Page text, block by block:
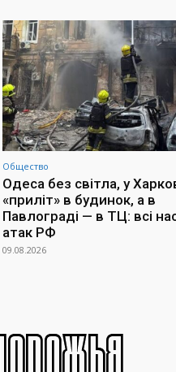
Общество
Одеса без світла, у
«приліт» в будинок, а в
Павлограді — в ТЦ: всі
атак РФ
09.08.2026